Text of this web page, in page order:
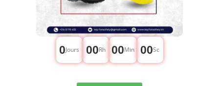
0Jours 00Rh 00Min 00Sc